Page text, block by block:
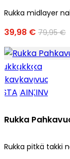
Rukka midlayer
39,98 € 79,95 €
Rukka
Rukka pitkä takki